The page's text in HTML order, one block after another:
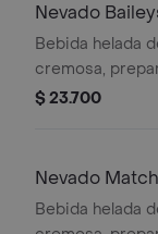
Nevado
Bebida helada
cremosa,
espresso,
contiene licor.
$ 23.700
Nevado
Bebida helada